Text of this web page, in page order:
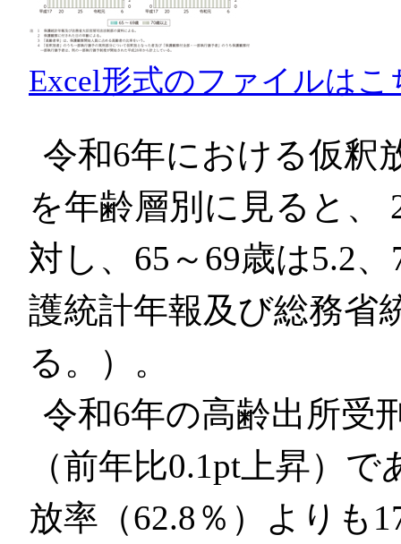
Excel形式のファイルはこ
令和6年における仮釈
を年齢層別に見ると、
対し、65～69歳は5.2
護統計年報及び総務省
る。）。
令和6年の高齢出所受
（前年比0.1pt上昇）
放率（62.8％）よりも